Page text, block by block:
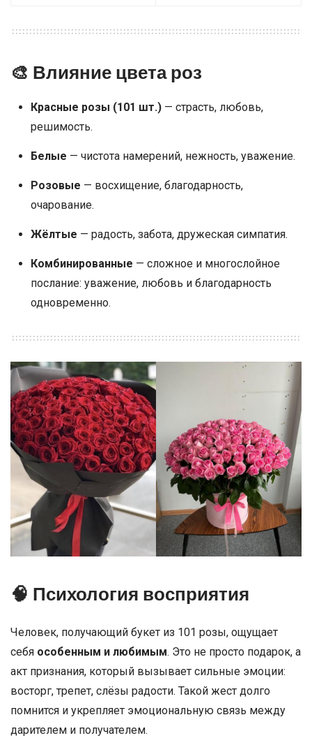
🎨 Влияние цвета роз
Красные розы (101 шт.)— страсть, любовь,
решимость.
Белые — чистота намерений, нежность, уважение.
Розовые — восхищение, благодарность,
очарование.
Жёлтые — радость, забота, дружеская симпатия.
Комбинированные — сложное и многослойное
послание: уважение, любовь и благодарность
одновременно.
🧠 Психология восприятия
Человек, получающий букет из 101 розы, ощущает
себя особенным и любимым. Это не просто подарок, а
акт признания, который вызывает сильные эмоции:
восторг, трепет, слёзы радости. Такой жест долго
помнится и укрепляет эмоциональную связь между
дарителем и получателем.